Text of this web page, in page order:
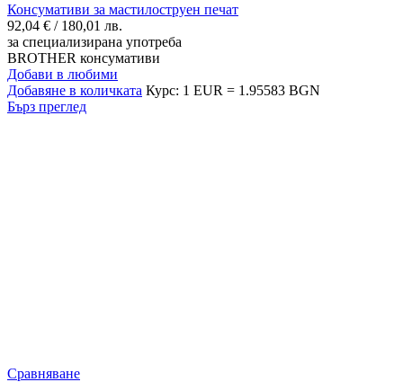
Консумативи за мастилоструен печат
92,04 € / 180,01 лв.
за специализирана употреба
BROTHER консумативи
Добави в любими
Добавяне в количката Курс: 1 EUR = 1.95583 BGN
Бърз преглед
Сравняване